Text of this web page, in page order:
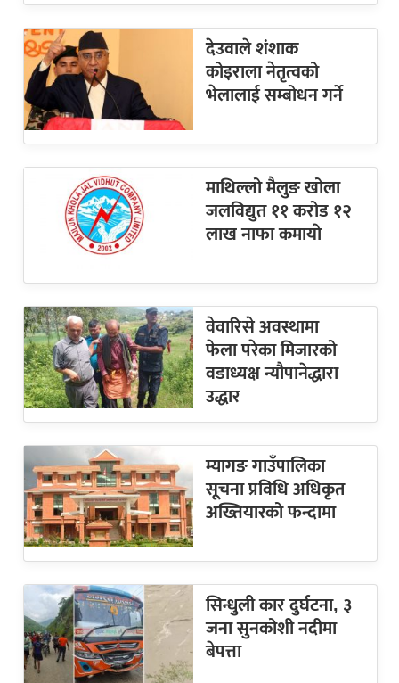
देउवाले शंशाक
कोइराला नेतृत्वको
भेलालाई सम्बोधन गर्ने
माथिल्लो मैलुङ खोला
जलविद्युत ११ करोड १२
लाख नाफा कमायाे
वेवारिसे अवस्थामा
फेला परेका मिजारको
वडाध्यक्ष न्यौपानेद्धारा
उद्धार
म्यागङ गाउँपालिका
सूचना प्रविधि अधिकृत
अख्तियारको फन्दामा
सिन्धुली कार दुर्घटना, ३
जना सुनकोशी नदीमा
बेपत्ता